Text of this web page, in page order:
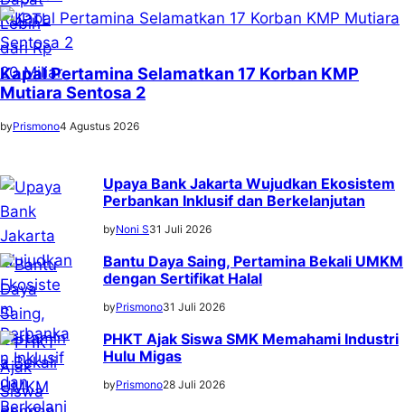
Kapal Pertamina Selamatkan 17 Korban KMP
Mutiara Sentosa 2
byPrismono4 Agustus 2026
Upaya Bank Jakarta Wujudkan Ekosistem
Perbankan Inklusif dan Berkelanjutan
byNoni S31 Juli 2026
Bantu Daya Saing, Pertamina Bekali UMKM
dengan Sertifikat Halal
byPrismono31 Juli 2026
PHKT Ajak Siswa SMK Memahami Industri
Hulu Migas
byPrismono28 Juli 2026